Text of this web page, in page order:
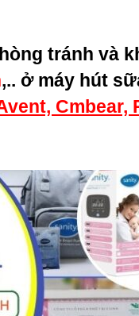
tránh và
,.. ở máy hút
Cmbear,